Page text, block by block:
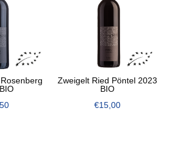
Zweigelt Ried Pöntel 2023
BIO
€15,00